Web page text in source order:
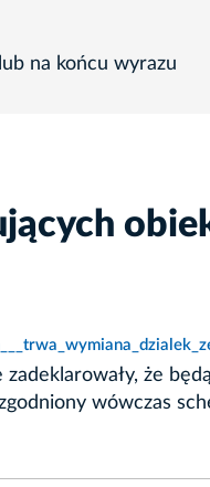
na końcu wyrazu
że
wówczas